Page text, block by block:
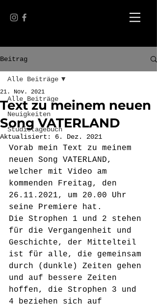
Beitrag
Alle Beiträge
Neuigkeiten
Studiotagebuch
Alle Beiträge
Text zu meinem neuen
Song VATERLAND
21. Nov. 2021
Aktualisiert: 6. Dez. 2021
Vorab mein Text zu meinem
neuen Song VATERLAND,
welcher mit Video am
kommenden Freitag, den
26.11.2021, um 20.00 Uhr
seine Premiere hat.
Die Strophen 1 und 2 stehen
für die Vergangenheit und
Geschichte, der Mittelteil
ist für alle, die gemeinsam
durch (dunkle) Zeiten gehen
und auf bessere Zeiten
hoffen, die Strophen 3 und
4 beziehen sich auf